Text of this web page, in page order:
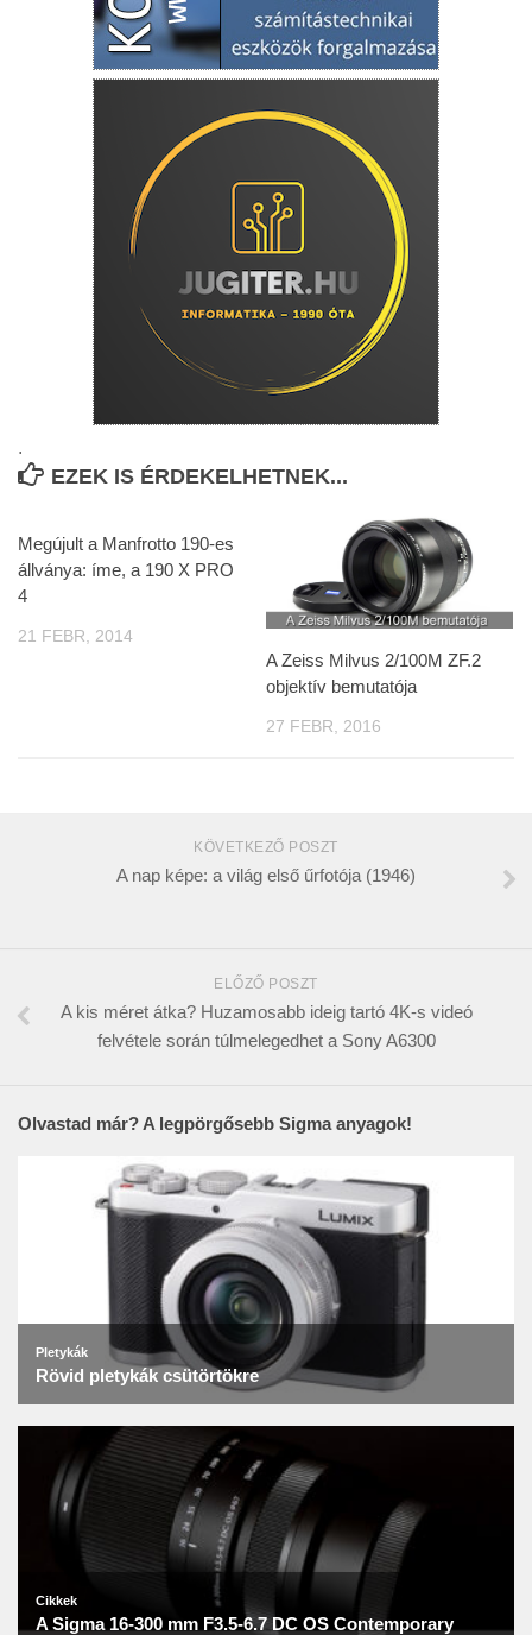
.
EZEK IS ÉRDEKELHETNEK...
Megújult a Manfrotto 190-es
állványa: íme, a 190 X PRO
4
21 FEBR, 2014
A Zeiss Milvus 2/100M ZF.2
objektív bemutatója
27 FEBR, 2016
KÖVETKEZŐ POSZT
A nap képe: a világ első űrfotója (1946)
ELŐZŐ POSZT
A kis méret átka? Huzamosabb ideig tartó 4K-s videó
felvétele során túlmelegedhet a Sony A6300
Olvastad már? A legpörgősebb Sigma anyagok!